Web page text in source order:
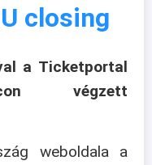
closing
a Ticketportal
végzett
weboldala a